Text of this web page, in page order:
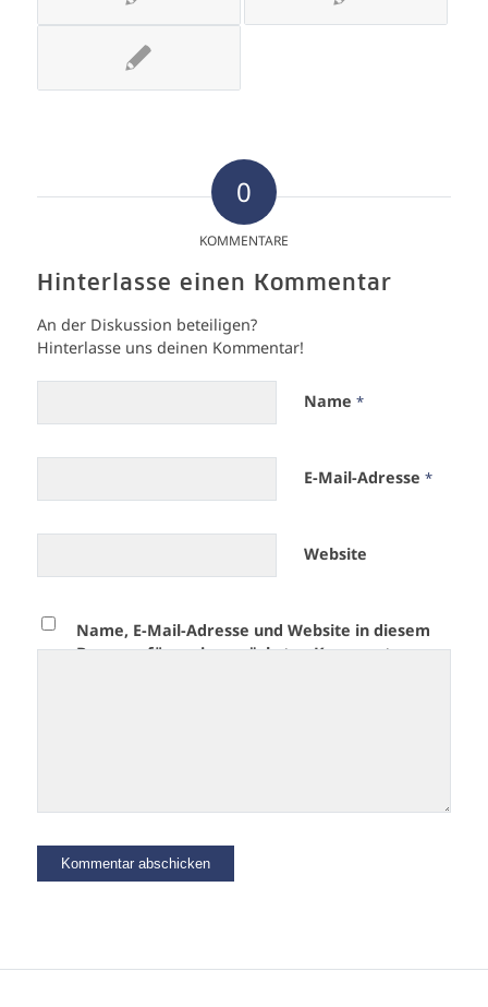
0
KOMMENTARE
Hinterlasse einen Kommentar
An der Diskussion beteiligen?
Hinterlasse uns deinen Kommentar!
Name *
E-Mail-Adresse *
Website
Name, E-Mail-Adresse und Website in diesem
Browser für meinen nächsten Kommentar